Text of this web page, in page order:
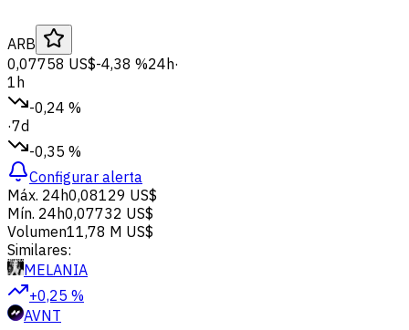
ARB
0,07758 US$-4,38 %24h·
1h
-0,24 %
·7d
-0,35 %
Configurar alerta
Máx. 24h0,08129 US$
Mín. 24h0,07732 US$
Volumen11,78 M US$
Similares:
MELANIA
+0,25 %
AVNT